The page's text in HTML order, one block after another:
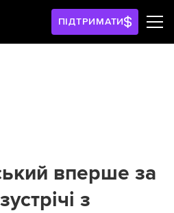
ПІДТРИМАТИ
вперше за
з